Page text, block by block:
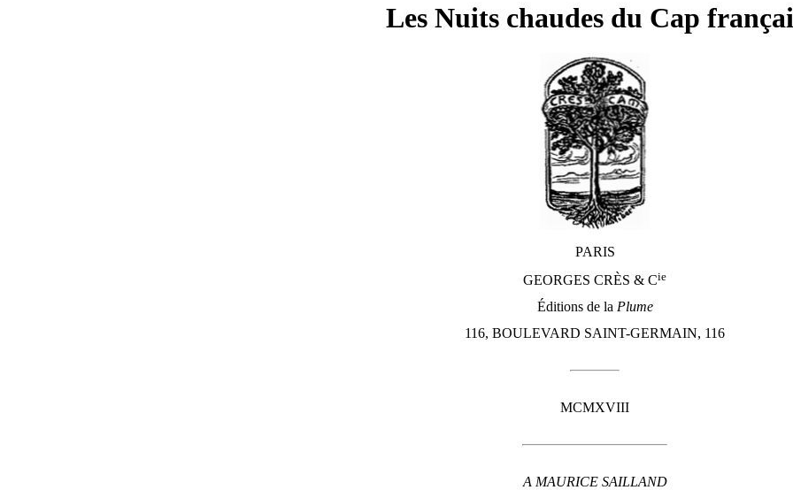
Les Nuits chaudes du Cap
PARIS
GEORGES CRÈS & Cie
Éditions de la Plume
116, BOULEVARD SAINT-GERMAIN, 116
MCMXVIII
A MAURICE SAILLAND